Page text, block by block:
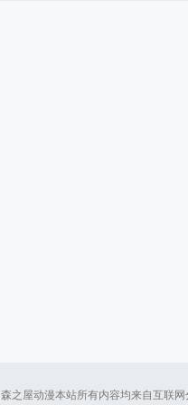
森之屋动漫本站所有内容均来自互联